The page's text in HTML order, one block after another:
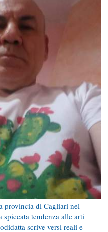
provincia di Cagliari nel
spiccata tendenza alle arti
scrive versi reali e